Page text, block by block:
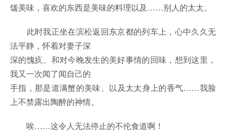
馐美味，喜欢的东西是美味的料理以及……别人的太太。
此时我正坐在滨松返回东京都的列车上，心中久久无
法平静，怀着对妻子深
深的愧疚、和对今晚发生的美好事情的回味，想到这里，
我又一次闻了闻自己的
手指，那是道满蟹的美味、以及太太身上的香气……我脸
上不禁露出陶醉的神情。
唉……这令人无法停止的不伦食道啊！